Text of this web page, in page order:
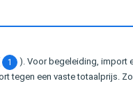
1 ). Voor begeleiding, import
tegen een vaste totaalprijs.